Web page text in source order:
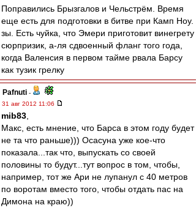
Поправились Брызгалов и Чельстрём. Время
еще есть для подготовки в битве при Камп Ноу.
зы. Есть чуйка, что Эмери приготовит винегрету
сюрпризик, а-ля сдвоенный фланг того года,
когда Валенсия в первом тайме рвала Барсу
как тузик грелку
Pafnuti -
31 авг 2012 11:06
mib83
Макс, есть мнение, что Барса в этом году будет
не та что раньше))) Осасуна уже кое-что
показала...так что, выпускать со своей
половины то будут...тут вопрос в том, чтобы,
например, тот же Ари не лупанул с 40 метров
по воротам вместо того, чтобы отдать пас на
Димона на краю))